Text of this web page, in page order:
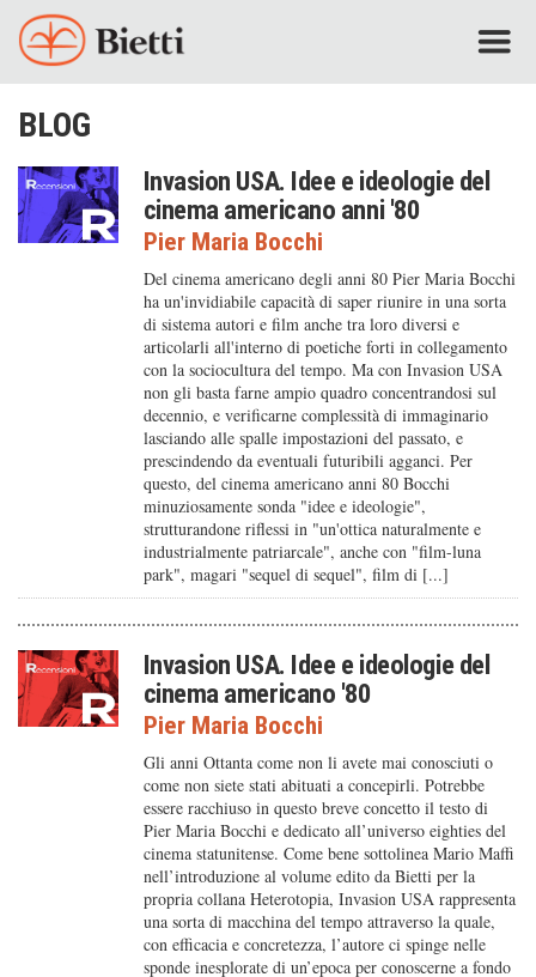
BLOG
Invasion USA. Idee e ideologie del
cinema americano anni '80
Pier Maria Bocchi
Del cinema americano degli anni 80 Pier Maria Bocchi
ha un'invidiabile capacità di saper riunire in una sorta
di sistema autori e film anche tra loro diversi e
articolarli all'interno di poetiche forti in collegamento
con la sociocultura del tempo. Ma con Invasion USA
non gli basta farne ampio quadro concentrandosi sul
decennio, e verificarne complessità di immaginario
lasciando alle spalle impostazioni del passato, e
prescindendo da eventuali futuribili agganci. Per
questo, del cinema americano anni 80 Bocchi
minuziosamente sonda "idee e ideologie",
strutturandone riflessi in "un'ottica naturalmente e
industrialmente patriarcale", anche con "film-luna
park", magari "sequel di sequel", film di [...]
Invasion USA. Idee e ideologie del
cinema americano '80
Pier Maria Bocchi
Gli anni Ottanta come non li avete mai conosciuti o
come non siete stati abituati a concepirli. Potrebbe
essere racchiuso in questo breve concetto il testo di
Pier Maria Bocchi e dedicato all’universo eighties del
cinema statunitense. Come bene sottolinea Mario Maffi
nell’introduzione al volume edito da Bietti per la
propria collana Heterotopia, Invasion USA rappresenta
una sorta di macchina del tempo attraverso la quale,
con efficacia e concretezza, l’autore ci spinge nelle
sponde inesplorate di un’epoca per conoscerne a fondo